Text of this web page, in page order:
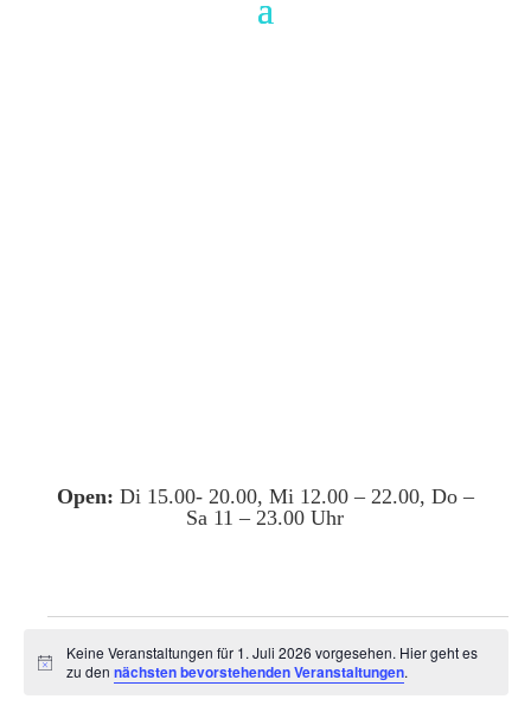
Open: Di 15.00- 20.00, Mi 12.00 – 22.00, Do –
Sa 11 – 23.00 Uhr
für
Hinweis
Keine Veranstaltungen für 1. Juli 2026 vorgesehen. Hier geht es
zu den nächsten bevorstehenden Veranstaltungen.